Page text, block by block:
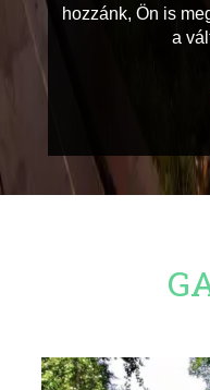
hozzánk, Ön is
a